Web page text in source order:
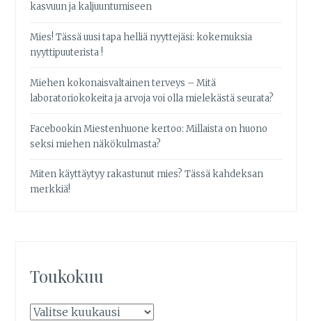
kasvuun ja kaljuuntumiseen
Mies! Tässä uusi tapa helliä nyyttejäsi: kokemuksia
nyyttipuuterista !
Miehen kokonaisvaltainen terveys – Mitä
laboratoriokokeita ja arvoja voi olla mielekästä seurata?
Facebookin Miestenhuone kertoo: Millaista on huono
seksi miehen näkökulmasta?
Miten käyttäytyy rakastunut mies? Tässä kahdeksan
merkkiä!
Toukokuu